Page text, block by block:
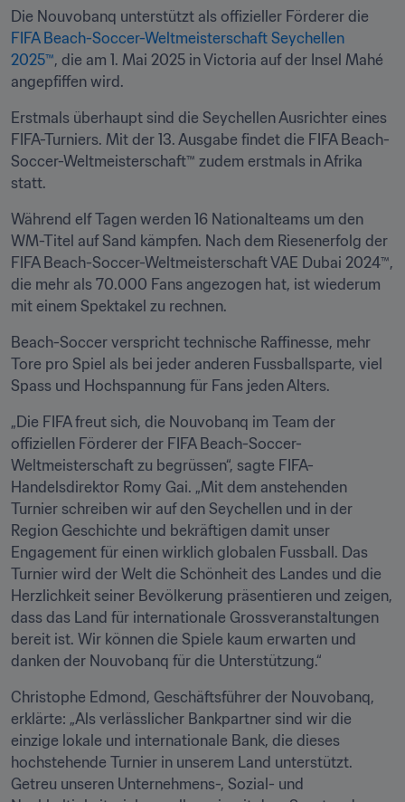
FIFA Beach-Soccer-Weltmeisterschaft Seychellen
2025™, die am 1. Mai 2025 in Victoria auf der Insel Mahé
angepfiffen wird.
Erstmals überhaupt sind die Seychellen Ausrichter eines
FIFA-Turniers. Mit der 13. Ausgabe findet die FIFA Beach-
Soccer-Weltmeisterschaft™ zudem erstmals in Afrika
statt.
Während elf Tagen werden 16 Nationalteams um den
WM-Titel auf Sand kämpfen. Nach dem Riesenerfolg der
FIFA Beach-Soccer-Weltmeisterschaft VAE Dubai 2024™,
die mehr als 70.000 Fans angezogen hat, ist wiederum
mit einem Spektakel zu rechnen.
Beach-Soccer verspricht technische Raffinesse, mehr
Tore pro Spiel als bei jeder anderen Fussballsparte, viel
Spass und Hochspannung für Fans jeden Alters.
„Die FIFA freut sich, die Nouvobanq im Team der
offiziellen Förderer der FIFA Beach-Soccer-
Weltmeisterschaft zu begrüssen“, sagte FIFA-
Handelsdirektor Romy Gai. „Mit dem anstehenden
Turnier schreiben wir auf den Seychellen und in der
Region Geschichte und bekräftigen damit unser
Engagement für einen wirklich globalen Fussball. Das
Turnier wird der Welt die Schönheit des Landes und die
Herzlichkeit seiner Bevölkerung präsentieren und zeigen,
dass das Land für internationale Grossveranstaltungen
bereit ist. Wir können die Spiele kaum erwarten und
danken der Nouvobanq für die Unterstützung.“
Christophe Edmond, Geschäftsführer der Nouvobanq,
erklärte: „Als verlässlicher Bankpartner sind wir die
einzige lokale und internationale Bank, die dieses
hochstehende Turnier in unserem Land unterstützt.
Getreu unseren Unternehmens-, Sozial- und